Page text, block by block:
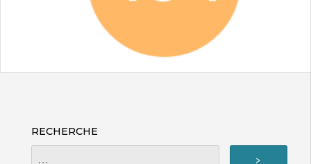
RECHERCHE